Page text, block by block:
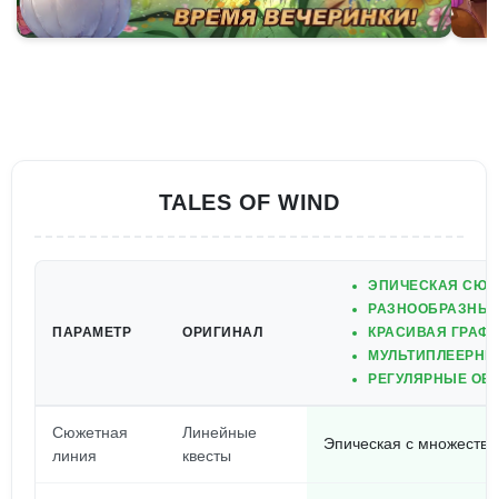
TALES OF WIND
ПАРАМЕТР ОРИГИНАЛ
ЭПИЧЕСКАЯ
КРАСИВАЯ
РЕГУЛЯРНЫЕ
Сюжетная
линия
Линейные
квесты
Эпическая с